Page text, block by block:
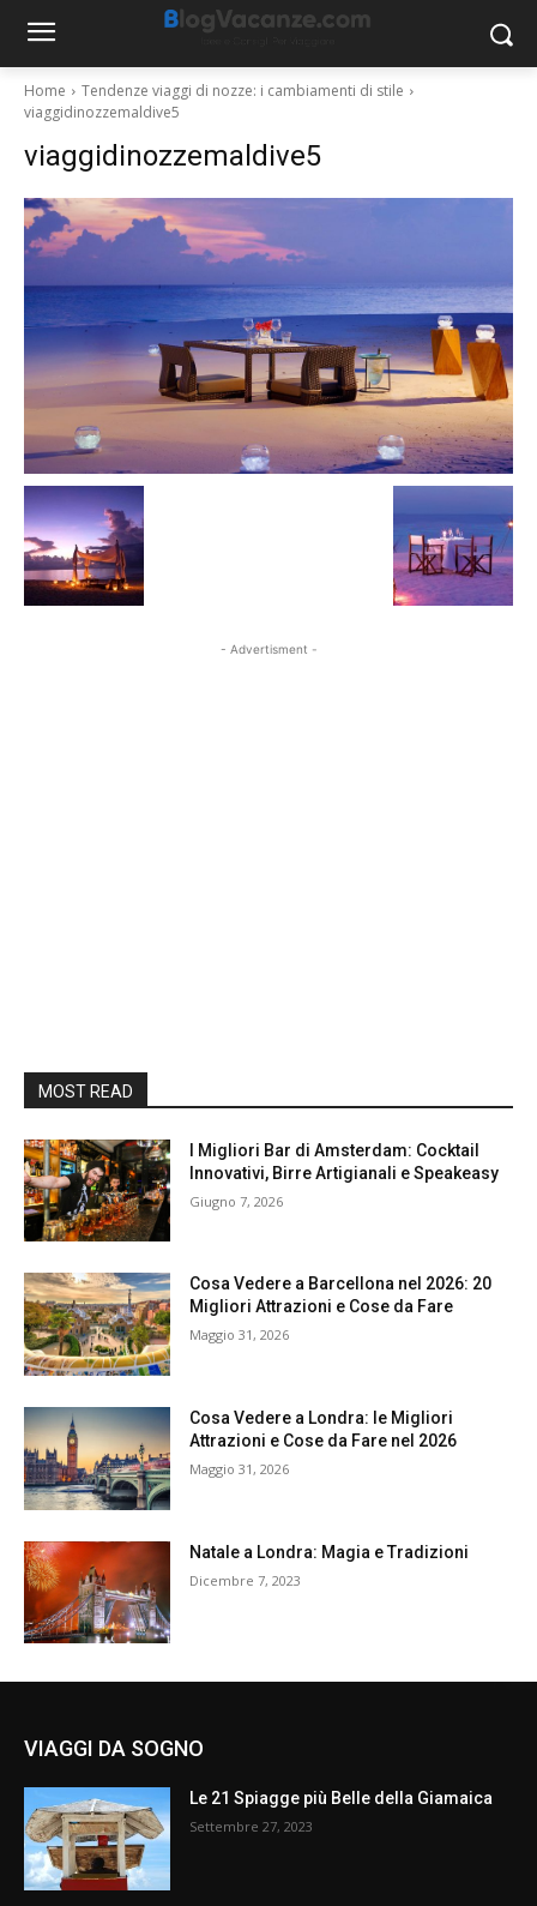
Home
Tendenze viaggi di nozze: i cambiamenti di stile
viaggidinozzemaldive5
viaggidinozzemaldive5
- Advertisment -
MOST READ
I Migliori Bar di Amsterdam: Cocktail
Innovativi, Birre Artigianali e Speakeasy
Giugno 7, 2026
Cosa Vedere a Barcellona nel 2026: 20
Migliori Attrazioni e Cose da Fare
Maggio 31, 2026
Cosa Vedere a Londra: le Migliori
Attrazioni e Cose da Fare nel 2026
Maggio 31, 2026
Natale a Londra: Magia e Tradizioni
Dicembre 7, 2023
VIAGGI DA SOGNO
Le 21 Spiagge più Belle della Giamaica
Settembre 27, 2023